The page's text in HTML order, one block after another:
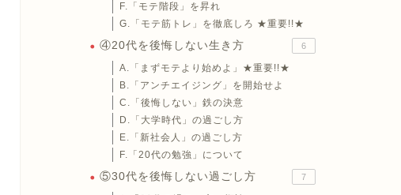
F.「モテ階段」を昇れ
G.「モテ筋トレ」を徹底しろ ★重要!!★
④20代を後悔しない生き方 6
A.「まずモテより始めよ」★重要!!★
B.「アンチエイジング」を開始せよ
C.「後悔しない」鉄の決意
D.「大学時代」の過ごし方
E.「新社会人」の過ごし方
F.「20代の勉強」について
⑤30代を後悔しない過ごし方 7